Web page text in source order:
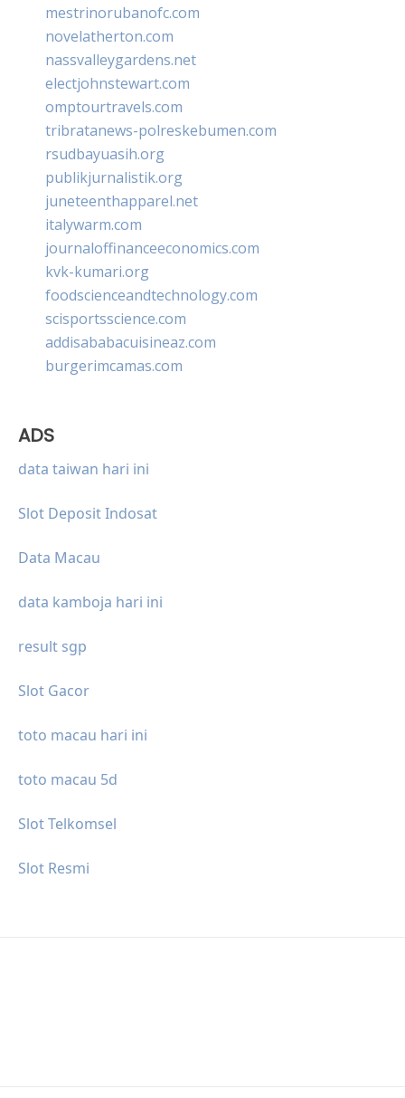
mestrinorubanofc.com
novelatherton.com
nassvalleygardens.net
electjohnstewart.com
omptourtravels.com
tribratanews-polreskebumen.com
rsudbayuasih.org
publikjurnalistik.org
juneteenthapparel.net
italywarm.com
journaloffinanceeconomics.com
kvk-kumari.org
foodscienceandtechnology.com
scisportsscience.com
addisababacuisineaz.com
burgerimcamas.com
ADS
data taiwan hari ini
Slot Deposit Indosat
Data Macau
data kamboja hari ini
result sgp
Slot Gacor
toto macau hari ini
toto macau 5d
Slot Telkomsel
Slot Resmi